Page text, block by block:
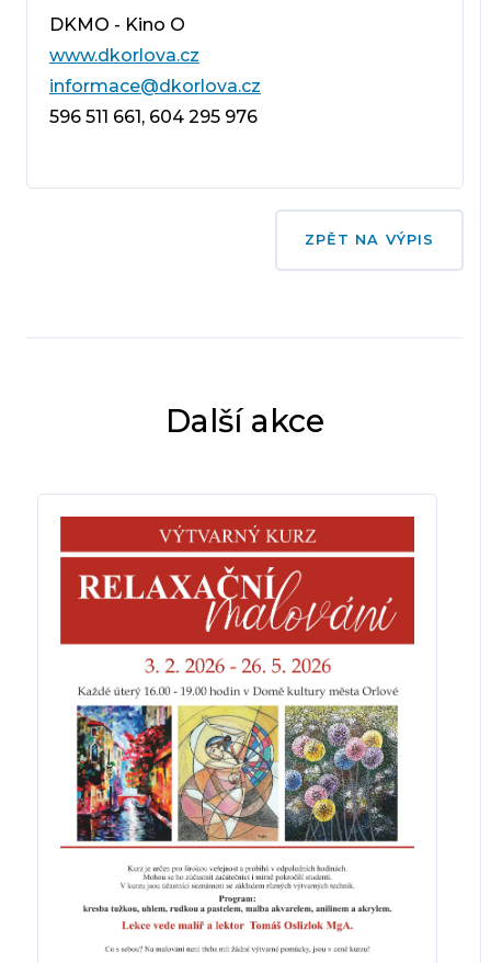
DKMO - Kino O
www.dkorlova.cz
informace@dkorlova.cz
596 511 661, 604 295 976
ZPĚT NA VÝPIS
Další akce